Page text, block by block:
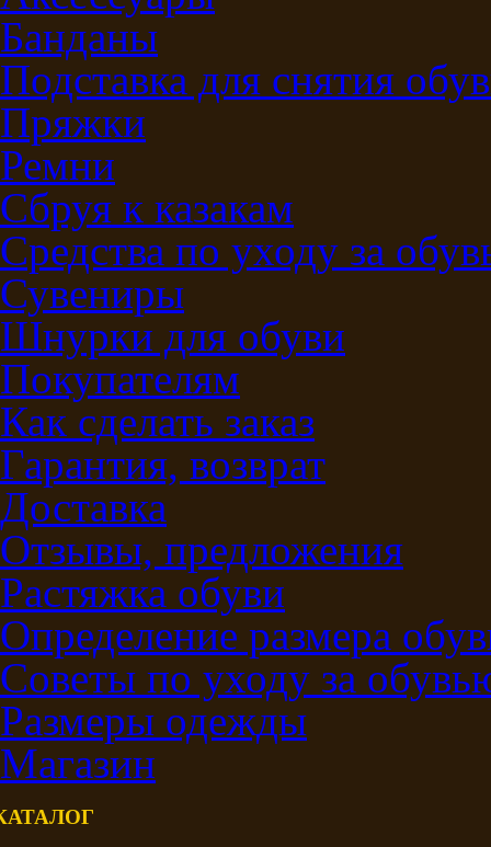
Банданы
Подставка для снятия
Пряжки
Ремни
Сбруя к казакам
Средства по уходу за
Сувениры
Шнурки для обуви
Покупателям
Как сделать заказ
Гарантия, возврат
Доставка
Отзывы, предложения
Растяжка обуви
Определение размера
Советы по уходу за
Размеры одежды
Магазин